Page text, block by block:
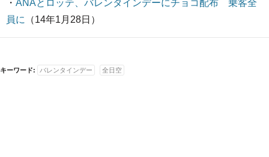
・ ANAとロッテ、バレンタインデーにチョコ配布 乗客全
員に
（14年1月28日）
キーワード: バレンタインデー 全日空